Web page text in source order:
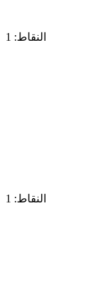
النقاط: 1
النقاط: 1